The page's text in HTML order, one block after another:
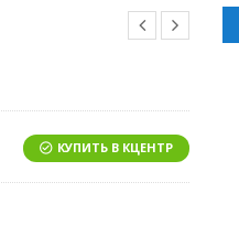
КУПИТЬ В КЦЕНТР